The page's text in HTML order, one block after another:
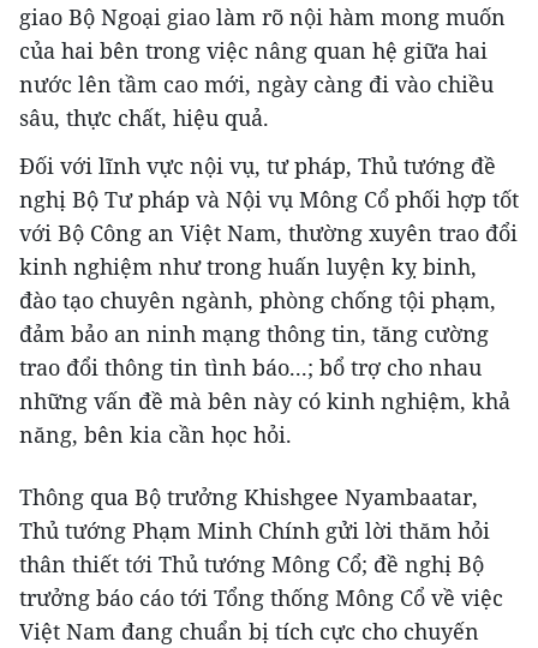
giao Bộ Ngoại giao làm rõ nội hàm mong muốn
của hai bên trong việc nâng quan hệ giữa hai
nước lên tầm cao mới, ngày càng đi vào chiều
sâu, thực chất, hiệu quả.
Đối với lĩnh vực nội vụ, tư pháp, Thủ tướng đề
nghị Bộ Tư pháp và Nội vụ Mông Cổ phối hợp tốt
với Bộ Công an Việt Nam, thường xuyên trao đổi
kinh nghiệm như trong huấn luyện kỵ binh,
đào tạo chuyên ngành, phòng chống tội phạm,
đảm bảo an ninh mạng thông tin, tăng cường
trao đổi thông tin tình báo...; bổ trợ cho nhau
những vấn đề mà bên này có kinh nghiệm, khả
năng, bên kia cần học hỏi.
Thông qua Bộ trưởng Khishgee Nyambaatar,
Thủ tướng Phạm Minh Chính gửi lời thăm hỏi
thân thiết tới Thủ tướng Mông Cổ; đề nghị Bộ
trưởng báo cáo tới Tổng thống Mông Cổ về việc
Việt Nam đang chuẩn bị tích cực cho chuyến